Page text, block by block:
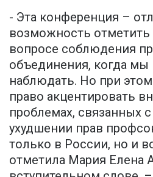
- Эта конференция –
возможность отметить
вопросе соблюдения
объединения, когда
наблюдать. Но при
право акцентировать
проблемах, связанных
ухудшении прав
только в России, но и
отметила Мария Елена